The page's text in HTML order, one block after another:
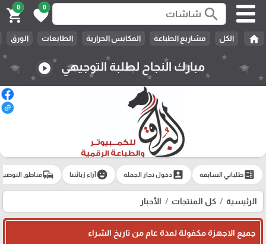
search
0
favorite
0
shopping_cart
home الكل مشاريع الطباعة المكابس الحرارية الطابعات الورق
مبارك النجاح لطلبة التوجيهي play_circle
ballotطلباتي السابقة account_boxدخول تجار الجملة emoji_emotionsآراء زبائننا commuteمناطق
الرئيسية كل المنتجات الأحبار
جميع الاجهزة مكفولة لمدة عام من تاريخ الشراء